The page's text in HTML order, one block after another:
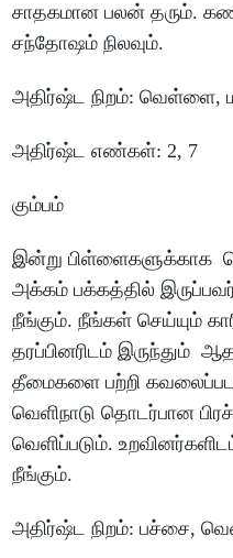
சாதகமான பலன் தரும்.
சந்தோஷம் நிலவும்.
அதிர்ஷ்ட நிறம்:வெள்ளை,
அதிர்ஷ்ட எண்கள்: 2, 7
கும்பம்
இன்று பிள்ளைகளுக்காக
அக்கம் பக்கத்தில்
நீங்கும்.நீங்கள் செய்யும்
தரப்பினரிடம் இருந்தும்
தீமைகளை பற்றி
வெளிநாடு தொடர்பான
வெளிப்படும்.
நீங்கும்.
அதிர்ஷ்ட நிறம்:பச்சை,